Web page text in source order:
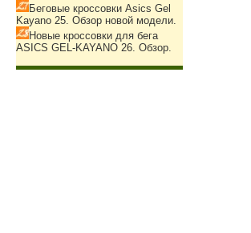
Беговые кроссовки Asics Gel
Kayano 25. Обзор новой модели.
Новые кроссовки для бега
ASICS GEL-KAYANO 26. Обзор.